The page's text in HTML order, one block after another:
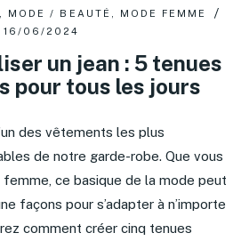
MODE / BEAUTÉ
MODE FEMME
16/06/2024
un jean : 5 tenues
pour tous les jours
des vêtements les plus
de notre garde-robe. Que vous
ce basique de la mode peut
façons pour s’adapter à n’importe
comment créer cinq tenues